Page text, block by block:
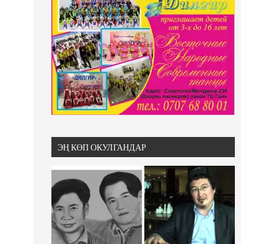
ЭҢ КӨП ОКУЛГАНДАР